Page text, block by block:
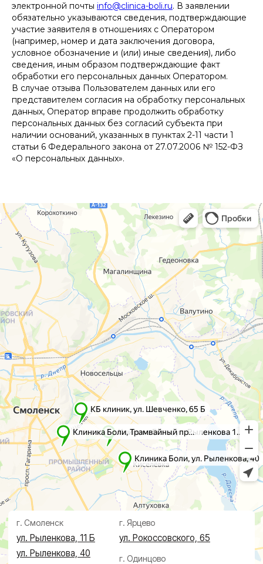
электронной почты info@clinica-boli.ru. В заявлении
обязательно указываются сведения, подтверждающие
участие заявителя в отношениях с Оператором
(например, номер и дата заключения договора,
условное обозначение и (или) иные сведения), либо
сведения, иным образом подтверждающие факт
обработки его персональных данных Оператором.
В случае отзыва Пользователем данных или его
представителем согласия на обработку персональных
данных, Оператор вправе продолжить обработку
персональных данных без согласий субъекта при
наличии оснований, указанных в пунктах 2-11 части 1
статьи 6 Федерального закона от 27.07.2006 № 152-ФЗ
«О персональных данных».
Почта:info@clinica-boli.ru
Номер телефона:
+7 (4812) 25-25-00
Пн-пт 8:00 - 20:00 сб-вс 9:00 - 18:00
г. Смоленск
ул. Шевченко, 65
Б
г. Ярцево
Диагностика
МРТ
КТ
УЗИ
Анализы
Чек-Апы
Лечение
Травматолог и ортопед
Невролог
Проктолог
Флеболог
Нейрохирург
Дерматолог
Косметолог
Ревматолог
Терапевт
Капельницы здоровья
Лечение по ДМС
Лечебные блокады
Малоинвазивная
хирургия
На суставах
На позвоночнике
По проктологии
О клинике
Акции
Врачи
Новости
Пациентам
Социальные проекты
Справки